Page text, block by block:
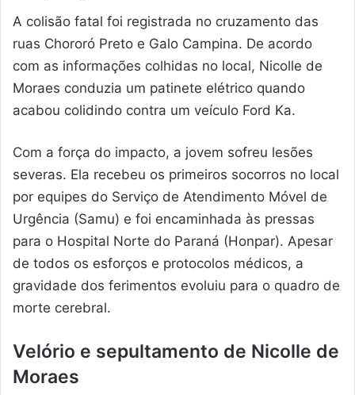
A colisão fatal foi registrada no cruzamento das
ruas Chororó Preto e Galo Campina. De acordo
com as informações colhidas no local, Nicolle de
Moraes conduzia um patinete elétrico quando
acabou colidindo contra um veículo Ford Ka.
Com a força do impacto, a jovem sofreu lesões
severas. Ela recebeu os primeiros socorros no local
por equipes do Serviço de Atendimento Móvel de
Urgência (Samu) e foi encaminhada às pressas
para o Hospital Norte do Paraná (Honpar). Apesar
de todos os esforços e protocolos médicos, a
gravidade dos ferimentos evoluiu para o quadro de
morte cerebral.
Velório e sepultamento de Nicolle de
Moraes